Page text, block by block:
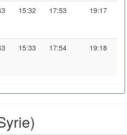
15:32 17:53 19:17
15:33 17:54 19:18